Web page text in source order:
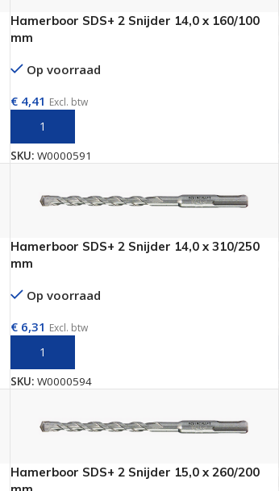
Hamerboor SDS+ 2 Snijder 14,0 x 160/100
mm
Op voorraad
€ 4,41 Excl. btw
TOEVOEGEN AAN WINKELWAGEN
SKU:W0000591
Hamerboor SDS+ 2 Snijder 14,0 x 310/250
mm
Op voorraad
€ 6,31 Excl. btw
TOEVOEGEN AAN WINKELWAGEN
SKU:W0000594
Hamerboor SDS+ 2 Snijder 15,0 x 260/200